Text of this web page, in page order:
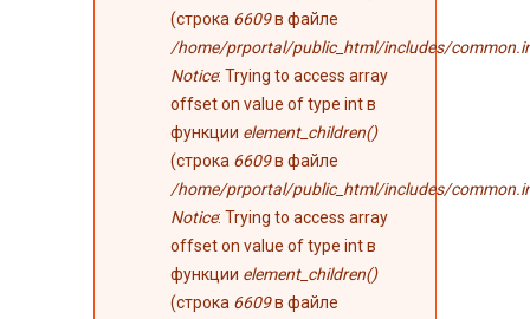
(строка 6609в файле
/home/prportal/public_html/includes/
Notice: Trying to access array
offset on value of type int в
функции element_children()
(строка 6609в файле
/home/prportal/public_html/includes/
Notice: Trying to access array
offset on value of type int в
функции element_children()
(строка 6609в файле